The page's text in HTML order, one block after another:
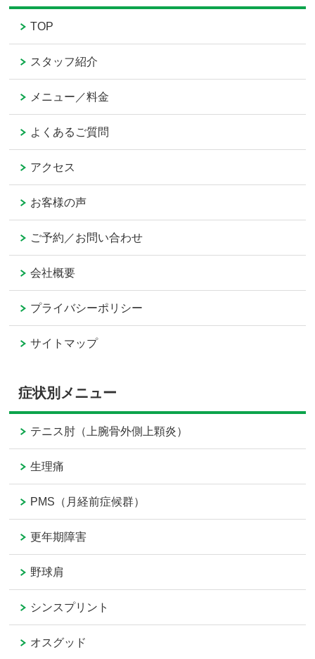
TOP
スタッフ紹介
メニュー／料金
よくあるご質問
アクセス
お客様の声
ご予約／お問い合わせ
会社概要
プライバシーポリシー
サイトマップ
症状別メニュー
テニス肘（上腕骨外側上顆炎）
生理痛
PMS（月経前症候群）
更年期障害
野球肩
シンスプリント
オスグッド